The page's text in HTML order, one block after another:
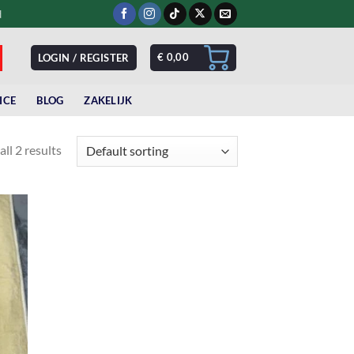
LOGIN / REGISTER € 0,00
BLOG ZAKELIJK
2 results